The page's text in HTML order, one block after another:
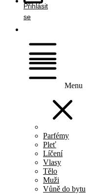
Přihlásit
se
Menu
Parfémy
Pleť
Líčení
Vlasy
Tělo
Muži
Vůně do bytu